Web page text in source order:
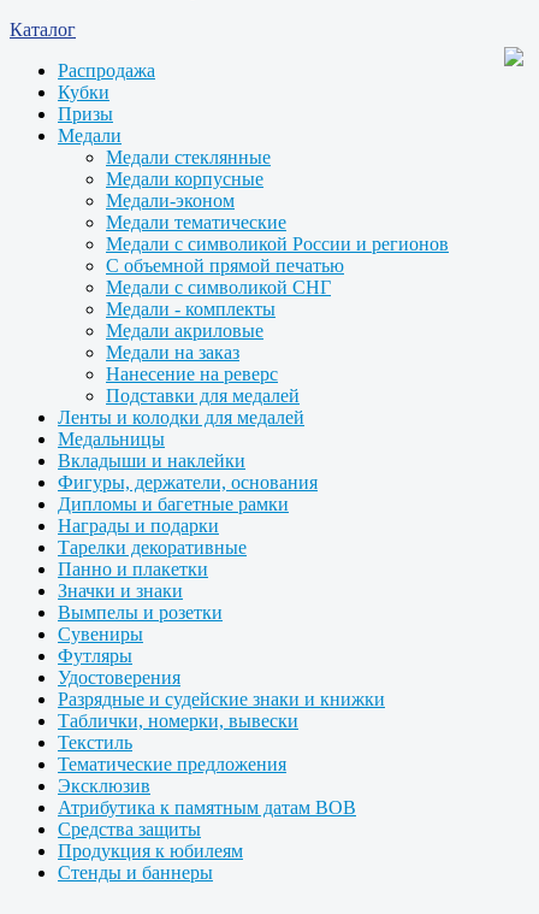
Каталог
Распродажа
Кубки
Призы
Медали
Медали стеклянные
Медали корпусные
Медали-эконом
Медали тематические
Медали с символикой России и регионов
С объемной прямой печатью
Медали с символикой СНГ
Медали - комплекты
Медали акриловые
Медали на заказ
Нанесение на реверс
Подставки для медалей
Ленты и колодки для медалей
Медальницы
Вкладыши и наклейки
Фигуры, держатели, основания
Дипломы и багетные рамки
Награды и подарки
Тарелки декоративные
Панно и плакетки
Значки и знаки
Вымпелы и розетки
Сувениры
Футляры
Удостоверения
Разрядные и судейские знаки и книжки
Таблички, номерки, вывески
Текстиль
Тематические предложения
Эксклюзив
Атрибутика к памятным датам ВОВ
Средства защиты
Продукция к юбилеям
Стенды и баннеры